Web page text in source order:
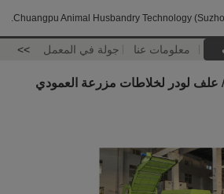
Chuangpu Animal Husbandry Technology
معلومات عنا جولة في المعمل >>
علف لودر لخلاطات مزرعة العمودي